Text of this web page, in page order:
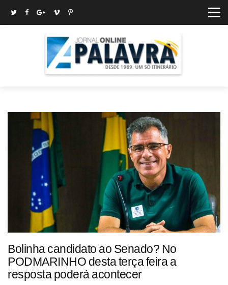
Bolinha candidato ao Senado? No
PODMARINHO desta terça feira a
resposta poderá acontecer